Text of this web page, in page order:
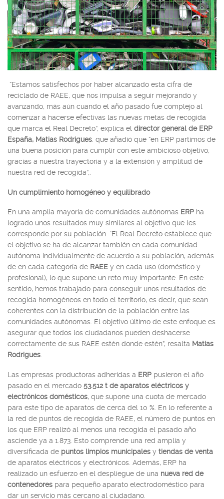
“Estamos satisfechos por haber alcanzado esta cifra de
reciclado de RAEE, que nos impulsa a seguir mejorando y
avanzando, más aún cuando el año pasado fue complejo al
comenzar a hacerse efectivas las nuevas metas de recogida
que marca el Real Decreto”, explica el director general de ERP
España, Matias Rodrigues. que añadió que “en ERP partimos de
una buena posición para cumplir con este ambicioso objetivo,
gracias a nuestra trayectoria y a la extensión y amplitud de
nuestra red de recogida”,.
Un cumplimiento homogéneo y equilibrado
En una amplia mayoría de comunidades autónomas ERP ha
logrado unos resultados muy similares al objetivo que les
corresponde por su población. “El Real Decreto establece que
el objetivo se ha de alcanzar también en cada comunidad
autónoma individualmente de acuerdo a su población, además
de en cada categoría de RAEE y en cada uso (doméstico y
profesional), lo que supone un reto muy importante. En este
sentido, hemos trabajado para conseguir unos resultados de
recogida homogéneos en todo el territorio, es decir, que sean
coherentes con la distribución de la población entre las
comunidades autónomas. El objetivo último de este enfoque es
asegurar que todos los ciudadanos pueden deshacerse
correctamente de sus RAEE estén donde estén”, resalta Matias
Rodrigues.
Las empresas productoras adheridas a ERP pusieron el año
pasado en el mercado 53.512 t de aparatos eléctricos y
electrónicos domésticos, que supone una cuota de mercado
para este tipo de aparatos de cerca del 10 %. En lo referente a
la red de puntos de recogida de RAEE, el número de puntos en
los que ERP realizó al menos una recogida el pasado año
asciende ya a 1.873. Esto comprende una red amplia y
diversificada de puntos limpios municipales y tiendas de venta
de aparatos eléctricos y electrónicos. Además, ERP ha
realizado un esfuerzo en el despliegue de una nueva red de
contenedores para pequeño aparato electrodoméstico para
dar un servicio más cercano al ciudadano.